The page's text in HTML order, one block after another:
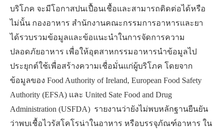
บริโภค จะมีโอกาสปนเปื้อนเชื้อและสามารถติดต่อได้หรือ
ไม่นั้น กองอาหาร สำนักงานคณะกรรมการอาหารและยา
ได้รวบรวมข้อมูลและข้อแนะนำในการจัดการความ
ปลอดภัยอาหาร เพื่อให้อุตสาหกรรมอาหารนำข้อมูลไป
ประยุกต์ใช้เพื่อสร้างความเชื่อมั่นแก่ผู้บริโภค โดยจาก
ข้อมูลของ Food Authority of Ireland, European Food Safety
Authority (EFSA) และ United Sate Food and Drug
Administration (USFDA) รายงานว่ายังไม่พบหลักฐานยืนยัน
ว่าพบเชื้อไวรัสโคโรน่าในอาหาร หรือบรรจุภัณฑ์อาหาร ใน